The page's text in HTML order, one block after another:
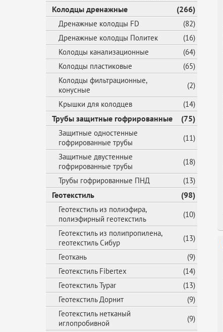
Колодцы дренажные (266)
Дренажные колодцы FD
(82)
Дренажные колодцы Политек
(16)
Колодцы канализационные
(64)
Колодцы пластиковые
(65)
Колодцы фильтрационные,
конусные
(2)
Крышки для колодцев
(14)
Трубы защитные гофрированные (75)
Защитные одностенные
гофрированные трубы
(11)
Защитные двустенные
гофрированные трубы
(18)
Трубы гофрированные ПНД
(13)
Геотекстиль (98)
Геотекстиль из полиэфира,
полиэфирный геотекстиль
(10)
Геотекстиль из полипропилена,
геотекстиль Сибур
(13)
Геоткань
(9)
Геотекстиль Fibertex
(14)
Геотекстиль Typar
(13)
Геотекстиль Дорнит
(9)
Геотекстиль нетканый
иглопробивной
(9)